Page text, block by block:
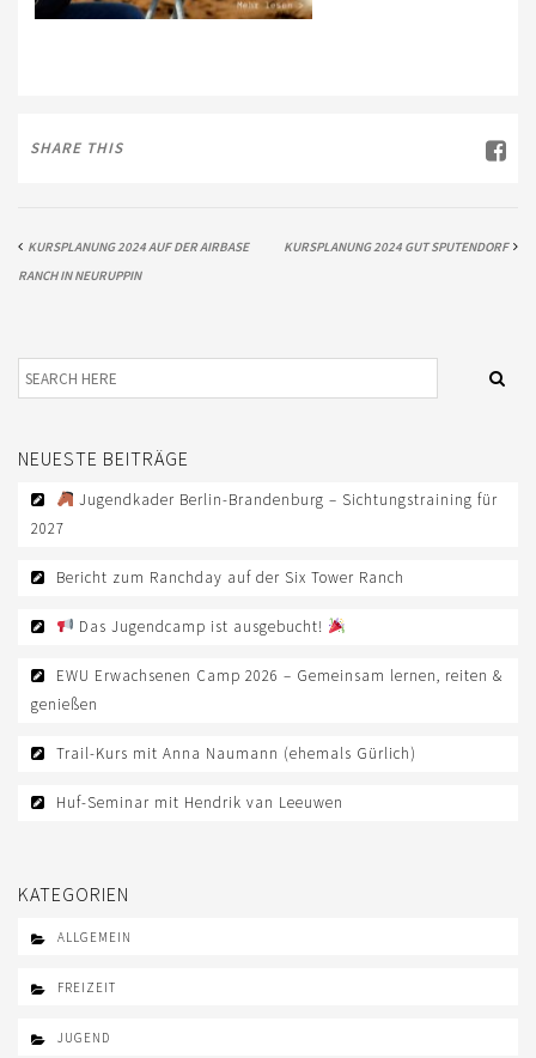
SHARE THIS
KURSPLANUNG 2024 AUF DER AIRBASE
RANCH IN NEURUPPIN
KURSPLANUNG 2024 GUT SPUTENDORF
NEUESTE BEITRÄGE
Jugendkader Berlin-Brandenburg – Sichtungstraining für
2027
Bericht zum Ranchday auf der Six Tower Ranch
Das Jugendcamp ist ausgebucht!
EWU Erwachsenen Camp 2026 – Gemeinsam lernen, reiten &
genießen
Trail-Kurs mit Anna Naumann (ehemals Gürlich)
Huf-Seminar mit Hendrik van Leeuwen
KATEGORIEN
ALLGEMEIN
FREIZEIT
JUGEND